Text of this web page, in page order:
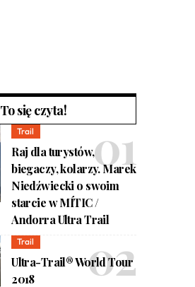
To się czyta!
Trail
Raj dla turystów,
biegaczy, kolarzy. Marek
Niedźwiecki o swoim
starcie w MÍTIC /
Andorra Ultra Trail
Trail
Ultra-Trail® World Tour
2018